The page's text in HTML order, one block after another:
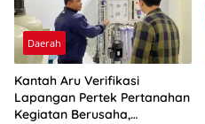
Daerah
Kantah Aru Verifikasi
Lapangan Pertek Pertanahan
Kegiatan Berusaha,